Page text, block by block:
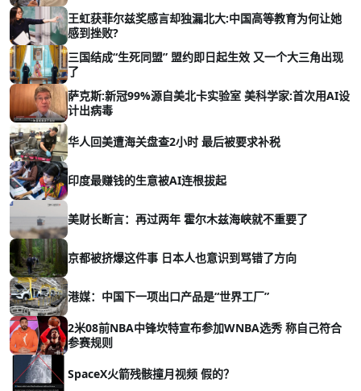
王虹获菲尔兹奖感言却独漏北大:中国高等教育为何让她
感到挫败?
三国结成“生死同盟” 盟约即日起生效 又一个大三角出现
了
萨克斯:新冠99%源自美北卡实验室 美科学家:首次用AI设
计出病毒
华人回美遭海关盘查2小时 最后被要求补税
印度最赚钱的生意被AI连根拔起
美财长断言：再过两年 霍尔木兹海峡就不重要了
京都被挤爆这件事 日本人也意识到骂错了方向
港媒：中国下一项出口产品是“世界工厂”
2米08前NBA中锋坎特宣布参加WNBA选秀 称自己符合
参赛规则
SpaceX火箭残骸撞月视频 假的？